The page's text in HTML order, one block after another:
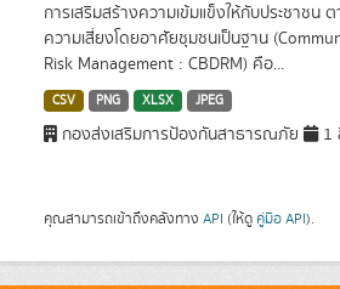
การเสริมสร้างความเข้มแข็งให้กับประชาชน
ความเสี่ยงโดยอาศัยชุมชนเป็นฐาน
Risk Management : CBDRM) คือ...
CSV PNG XLSX JPEG
กองส่งเสริมการป้องกันสาธารณภัย 1
คุณสามารถเข้าถึงคลังทาง API (ให้ดู คู่มือ API).